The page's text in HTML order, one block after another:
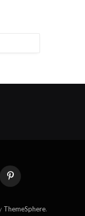
Pinterest
ThemeSphere.